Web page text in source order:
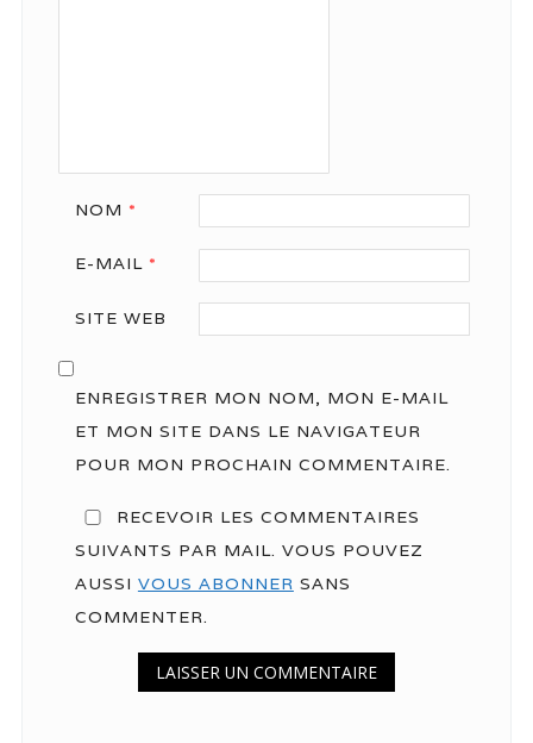
NOM *
E-MAIL *
SITE WEB
ENREGISTRER MON NOM, MON E-MAIL
ET MON SITE DANS LE NAVIGATEUR
POUR MON PROCHAIN COMMENTAIRE.
RECEVOIR LES COMMENTAIRES
SUIVANTS PAR MAIL. VOUS POUVEZ
AUSSI VOUS ABONNER SANS
COMMENTER.